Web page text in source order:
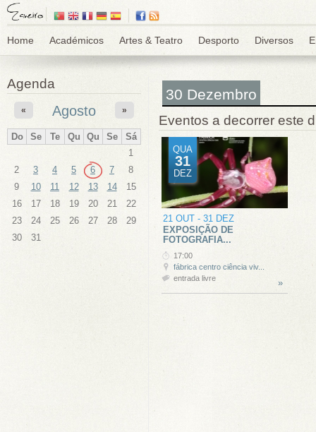
Home Académicos Artes & Teatro Desporto Diversos
Agenda
Agosto
« »
Do Se Te Qu Qu Se
Sá
1
2
3 4 5 6 7
8
9
10 11 12 13 14
15
16
17 18 19 20 21
22
23
24 25 26 27 28
29
30
31
30 Dezembro
Eventos a decorrer este
QUA
31
DEZ
21 OUT - 31 DEZ
EXPOSIÇÃO DE
FOTOGRAFIA...
»
17:00
fábrica centro ciência viv...
entrada livre